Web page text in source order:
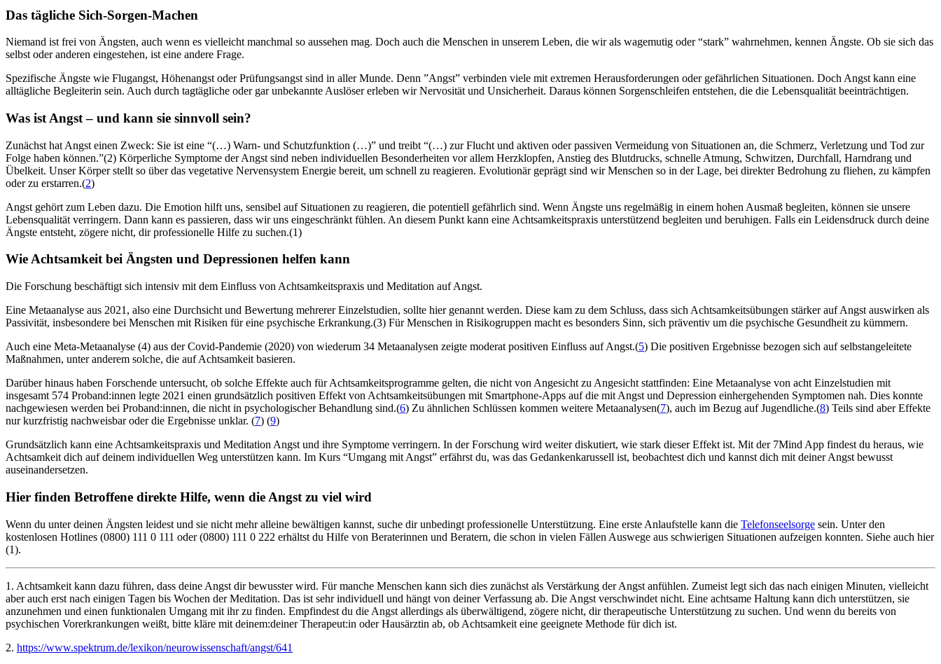
Das täg­li­che Sich-Sorgen-Machen
Nie­mand ist frei von Ängs­ten, auch wenn es vielleicht manchmal so aussehen mag. Doch auch die Menschen in unserem Leben, die wir als wagemutig oder “stark” wahrnehmen, kennen Ängste. Ob sie sich das
selbst oder anderen eingestehen, ist eine andere Frage.
Spezifische Ängste wie Flugangst, Höhenangst oder Prüfungsangst sind in aller Munde. Denn ”Angst” verbinden viele mit extremen Herausforderungen oder gefährlichen Situationen. Doch Angst kann eine
alltägliche Begleiterin sein. Auch durch tagtägliche oder gar unbekannte Auslöser erleben wir Nervosität und Unsicherheit. Daraus können Sorgenschleifen entstehen, die die Lebensqualität beeinträchtigen.
Was ist Angst – und kann sie sinnvoll sein?
Zunächst hat Angst einen Zweck: Sie ist eine “(…) Warn- und Schutzfunktion (…)” und treibt “(…) zur Flucht und aktiven oder passiven Vermeidung von Situationen an, die Schmerz, Verletzung und Tod zur
Folge haben können.”(2) Körperliche Symptome der Angst sind neben individuellen Besonderheiten vor allem Herzklopfen, Anstieg des Blutdrucks, schnelle Atmung, Schwitzen, Durchfall, Harndrang und
Übelkeit. Unser Körper stellt so über das vegetative Nervensystem Energie bereit, um schnell zu reagieren. Evolutionär geprägt sind wir Menschen so in der Lage, bei direkter Bedrohung zu fliehen, zu kämpfen
oder zu erstarren.(2)
Angst gehört zum Leben dazu. Die Emotion hilft uns, sensibel auf Situationen zu reagieren, die potentiell gefährlich sind. Wenn Ängste uns regelmäßig in einem hohen Ausmaß begleiten, können sie unsere
Lebensqualität verringern. Dann kann es passieren, dass wir uns eingeschränkt fühlen. An diesem Punkt kann eine Achtsamkeitspraxis unterstützend begleiten und beruhigen. Falls ein Leidensdruck durch deine
Ängste entsteht, zögere nicht, dir professionelle Hilfe zu suchen.(1)
Wie Achtsamkeit bei Ängsten und Depres­sio­nen helfen kann
Die Forschung beschäftigt sich intensiv mit dem Einfluss von Achtsamkeitspraxis und Meditation auf Angst.
Eine Metaanalyse aus 2021, also eine Durchsicht und Bewertung mehrerer Einzelstudien, sollte hier genannt werden. Diese kam zu dem Schluss, dass sich Achtsamkeitsübungen stärker auf Angst auswirken als
Passivität, insbesondere bei Menschen mit Risiken für eine psychische Erkrankung.(3) Für Menschen in Risikogruppen macht es besonders Sinn, sich präventiv um die psychische Gesundheit zu kümmern.
Auch eine Meta-Metaanalyse (4) aus der Covid-Pandemie (2020) von wiederum 34 Metaanalysen zeigte moderat positiven Einfluss auf Angst.(5) Die positiven Ergebnisse bezogen sich auf selbstangeleitete
Maßnahmen, unter anderem solche, die auf Achtsamkeit basieren.
Darüber hinaus haben Forschende untersucht, ob solche Effekte auch für Achtsamkeitsprogramme gelten, die nicht von Angesicht zu Angesicht stattfinden: Eine Metaanalyse von acht Einzelstudien mit
insgesamt 574 Proband:innen legte 2021 einen grundsätzlich positiven Effekt von Achtsamkeitsübungen mit Smartphone-Apps auf die mit Angst und Depression einhergehenden Symptomen nah. Dies konnte
nachgewiesen werden bei Proband:innen, die nicht in psychologischer Behandlung sind.(6) Zu ähnlichen Schlüssen kommen weitere Metaanalysen(7), auch im Bezug auf Jugendliche.(8) Teils sind aber Effekte
nur kurzfristig nachweisbar oder die Ergebnisse unklar. (7) (9)
Grundsätzlich kann eine Achtsamkeitspraxis und Meditation Angst und ihre Symptome verringern. In der Forschung wird weiter diskutiert, wie stark dieser Effekt ist. Mit der 7Mind App findest du heraus, wie
Achtsamkeit dich auf deinem individuellen Weg unterstützen kann. Im Kurs “Umgang mit Angst” erfährst du, was das Gedankenkarussell ist, beobachtest dich und kannst dich mit deiner Angst bewusst
auseinandersetzen.
Hier finden Betroffene direkte Hilfe, wenn die Angst zu viel wird
Wenn du unter deinen Ängsten leidest und sie nicht mehr alleine bewältigen kannst, suche dir unbedingt professionelle Unterstützung. Eine erste Anlaufstelle kann die Telefonseelsorge sein. Unter den
kostenlosen Hotlines (0800) 111 0 111 oder (0800) 111 0 222 erhältst du Hilfe von Beraterinnen und Beratern, die schon in vielen Fällen Auswege aus schwierigen Situationen aufzeigen konnten. Siehe auch hier
(1).
1. Achtsamkeit kann dazu führen, dass deine Angst dir bewusster wird. Für manche Menschen kann sich dies zunächst als Verstärkung der Angst anfühlen. Zumeist legt sich das nach einigen Minuten, vielleicht
aber auch erst nach einigen Tagen bis Wochen der Meditation. Das ist sehr individuell und hängt von deiner Verfassung ab. Die Angst verschwindet nicht. Eine achtsame Haltung kann dich unterstützen, sie
anzunehmen und einen funktionalen Umgang mit ihr zu finden. Empfindest du die Angst allerdings als überwältigend, zögere nicht, dir therapeutische Unterstützung zu suchen. Und wenn du bereits von
psychischen Vorerkrankungen weißt, bitte kläre mit deinem:deiner Therapeut:in oder Hausärztin ab, ob Achtsamkeit eine geeignete Methode für dich ist.
2. https://www.spektrum.de/lexikon/neurowissenschaft/angst/641